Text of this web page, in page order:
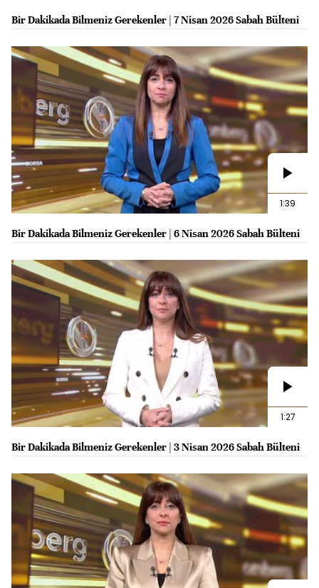
Bir Dakikada Bilmeniz Gerekenler | 7 Nisan 2026 Sabah Bülteni
1:39
Bir Dakikada Bilmeniz Gerekenler | 6 Nisan 2026 Sabah Bülteni
1:27
Bir Dakikada Bilmeniz Gerekenler | 3 Nisan 2026 Sabah Bülteni